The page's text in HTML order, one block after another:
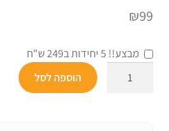
₪99
מבצע!! 5 יחידות ב249 ש"ח
הוספה לסל